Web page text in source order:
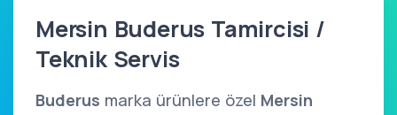
Mersin Buderus Tamircisi /
Teknik Servis
Buderus marka ürünlere özel Mersin